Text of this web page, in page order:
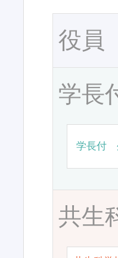
役員
学長
学長付
共生